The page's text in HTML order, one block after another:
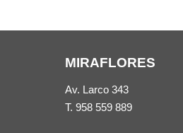
MIRAFLORES
Av. Larco 343
T. 958 559 889